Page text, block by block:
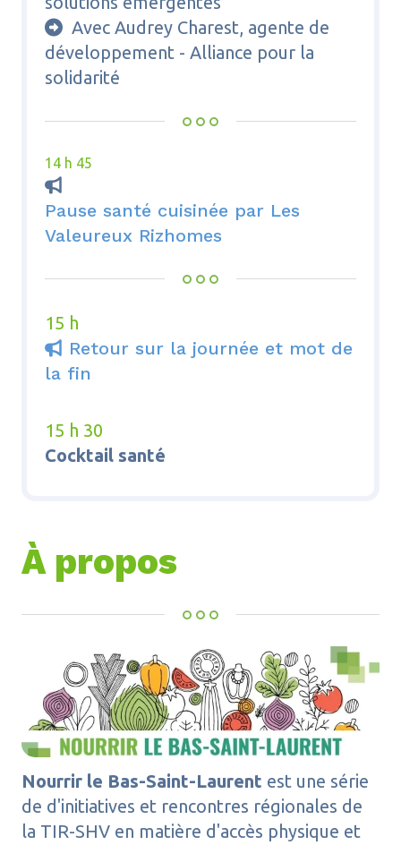
Avec Audrey Charest, agente de
développement - Alliance pour la
solidarité
14 h 45

Pause santé cuisinée par Les
Valeureux Rizhomes
15 h
 Retour sur la journée et mot de
la fin
15 h 30
Cocktail santé
À propos
Nourrir le Bas-Saint-Laurent est une série
de d'initiatives et rencontres régionales de
la TIR-SHV en matière d'accès physique et